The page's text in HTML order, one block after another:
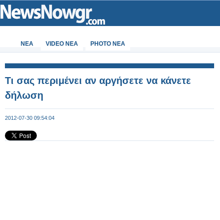
ΝΕΑ VIDEO NEA PHOTO NEA
Τι σας περιμένει αν αργήσετε να κάνετε
δήλωση
2012-07-30 09:54:04